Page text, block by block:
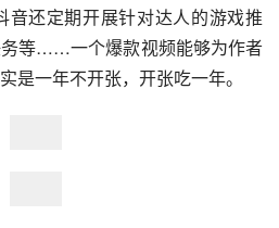
音还定期开展针对达人的游戏推
等……一个爆款视频能够为作者
是一年不开张，开张吃一年。